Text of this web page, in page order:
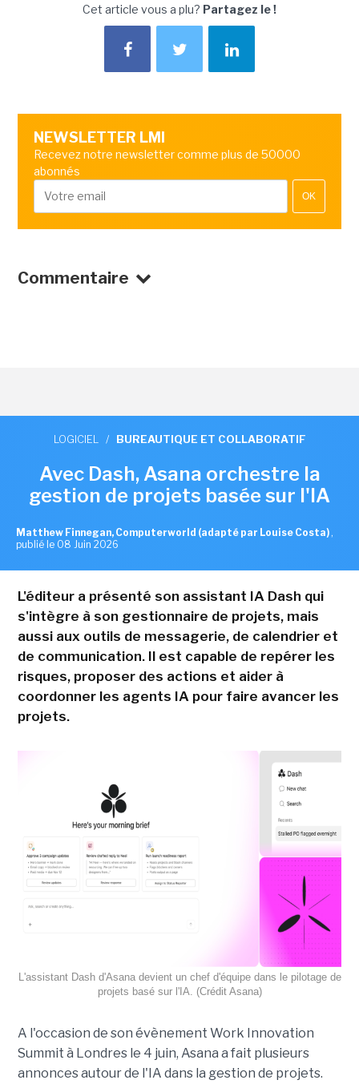
Cet article vous a plu? Partagez le !
NEWSLETTER LMI
Recevez notre newsletter comme plus de 50000
abonnés
OK
Commentaire
LOGICIEL / BUREAUTIQUE ET COLLABORATIF
Avec Dash, Asana orchestre la
gestion de projets basée sur l'IA
Matthew Finnegan, Computerworld (adapté par Louise Costa) ,
publié le 08 Juin 2026
L'éditeur a présenté son assistant IA Dash qui
s'intègre à son gestionnaire de projets, mais
aussi aux outils de messagerie, de calendrier et
de communication. Il est capable de repérer les
risques, proposer des actions et aider à
coordonner les agents IA pour faire avancer les
projets.
L'assistant Dash d'Asana devient un chef d'équipe dans le pilotage de
projets basé sur l'IA. (Crédit Asana)
A l'occasion de son évènement Work Innovation
Summit à Londres le 4 juin, Asana a fait plusieurs
annonces autour de l'IA dans la gestion de projets.